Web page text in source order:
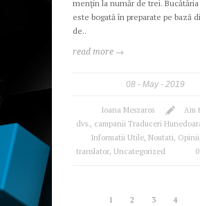
menţin la număr de trei. Bucătăria
este bogată în preparate pe bază
de..
read more →
08 May 2019
Ioana Meszaros
Am
dvs., campanii Traduceri
Informatii Utile, Noutati, Opinii,
translator, Uncategorized
1 2 3 4